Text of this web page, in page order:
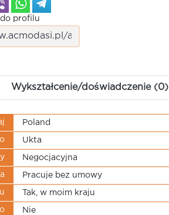
do profilu
Wykształcenie/doświadczenie (0)
Poland
Ukta
Negocjacyjna
Pracuje bez umowy
Tak, w moim kraju
Nie